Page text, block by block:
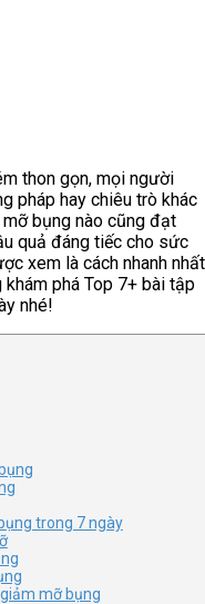
thon gọn, mọi người
pháp hay chiêu trò khác
mỡ bụng nào cũng đạt
quả đáng tiếc cho sức
xem là cách nhanh nhất
phá Top 7+ bài tập
nhé!
trong 7 ngày
mỡ bụng